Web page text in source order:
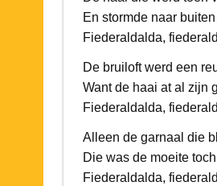
En stormde naar
Fiederaldalda,
De bruiloft werd een
Want de haai at al zijn
Fiederaldalda,
Alleen de garnaal die
Die was de moeite
Fiederaldalda,